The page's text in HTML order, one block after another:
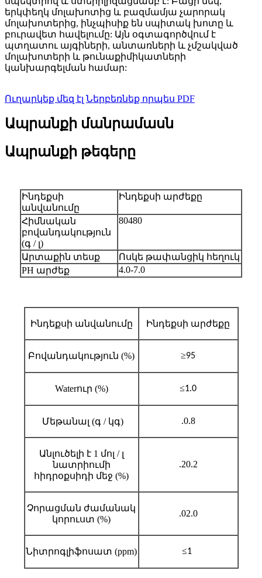
երկփեղկ մոլախոտից և բազմամյա չարորակ
մոլախոտերից, ինչպիսիք են սպիտակ խոտը և
բուրավետ հավելումը: Այն օգտագործվում է
պտղատու այգիների, անտառների և չմշակված
մոլախոտերի և թունաքիմիկատների
կանխարգելման համար:
Ուղարկեք մեզ էլ Ներբեռնեք որպես PDF
Ապրանքի մանրամասն
Ապրանքի թեգերը
Ինդեքսի
անվանումը
Ինդեքսի արժեքը
Հիմնական
բովանդակություն
(գ / լ)
80480
Արտաքին տեսք
Ոսկե թափանցիկ հեղուկ
PH արժեք
4.0-7.0
Ինդեքսի անվանումը Ինդեքսի արժեքը
Բովանդակություն (%) ≥95
Waterուր (%) ≤1.0
Մեթանալ (գ / կգ) .0.8
Անլուծելի է 1 մոլ / լ
նատրիումի
հիդրօքսիդի մեջ (%)
.20.2
Չորացման ժամանակ
կորուստ (%)
.02.0
Նիտրոգլիֆոսատ (ppm) ≤1